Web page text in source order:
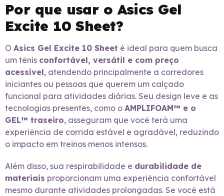
Por que usar o Asics Gel
Excite 10 Sheet?
O Asics Gel Excite 10 Sheet é ideal para quem busca
um tênis confortável, versátil e com preço
acessível, atendendo principalmente a corredores
iniciantes ou pessoas que querem um calçado
funcional para atividades diárias. Seu design leve e as
tecnologias presentes, como o AMPLIFOAM™ e o
GEL™ traseiro, asseguram que você terá uma
experiência de corrida estável e agradável, reduzindo
o impacto em treinos menos intensos.
Além disso, sua respirabilidade e durabilidade de
materiais proporcionam uma experiência confortável
mesmo durante atividades prolongadas. Se você está